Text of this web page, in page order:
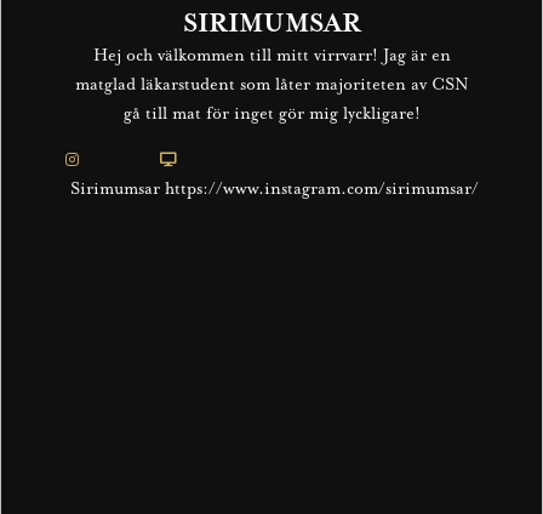
SIRIMUMSAR
Hej och välkommen till mitt virrvarr! Jag är en
matglad läkarstudent som låter majoriteten av CSN
gå till mat för inget gör mig lyckligare!
Sirimumsar https://www.instagram.com/sirimumsar/